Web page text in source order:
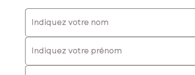
Indiquez votre nom
Indiquez votre prénom
E-mail